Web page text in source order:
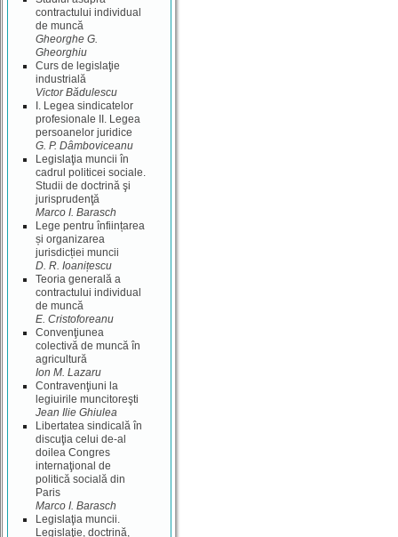
contractului individual
de muncă
Gheorghe G.
Gheorghiu
Curs de legislaţie
industrială
Victor Bădulescu
I. Legea sindicatelor
profesionale II. Legea
persoanelor juridice
G. P. Dâmboviceanu
Legislaţia muncii în
cadrul politicei sociale.
Studii de doctrină şi
jurisprudenţă
Marco I. Barasch
Lege pentru înființarea
și organizarea
jurisdicției muncii
D. R. Ioanițescu
Teoria generală a
contractului individual
de muncă
E. Cristoforeanu
Convenţiunea
colectivă de muncă în
agricultură
Ion M. Lazaru
Contravenţiuni la
legiuirile muncitoreşti
Jean Ilie Ghiulea
Libertatea sindicală în
discuţia celui de-al
doilea Congres
internaţional de
politică socială din
Paris
Marco I. Barasch
Legislaţia muncii.
Legislaţie, doctrină,